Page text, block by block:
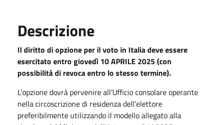
Descrizione
Il diritto di opzione per il voto in Italia deve essere
esercitato entro giovedì 10 APRILE 2025 (con
possibilità di revoca entro lo stesso termine).
L’opzione dovrà pervenire all’Ufficio consolare operante
nella circoscrizione di residenza dell’elettore
preferibilmente utilizzando il modello allegato alla